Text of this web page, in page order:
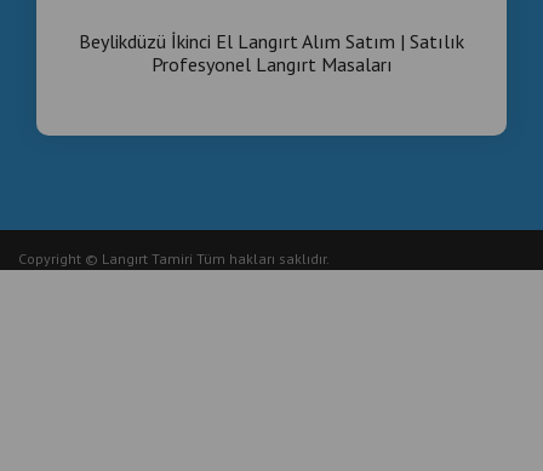
Beylikdüzü İkinci El Langırt Alım Satım | Satılık
Profesyonel Langırt Masaları
Copyright © Langırt Tamiri Tüm hakları saklıdır.